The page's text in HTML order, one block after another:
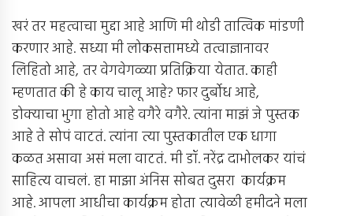
खरं तर महत्वाचा मुद्दा आहे आणि मी थोडी तात्विक मांडणी
करणार आहे. सध्या मी लोकसत्तामध्ये तत्वाज्ञानावर
लिहितो आहे, तर वेगवेगळ्या प्रतिक्रिया येतात. काही
म्हणतात की हे काय चालू आहे? फार दुर्बोध आहे,
डोक्याचा भुगा होतो आहे वगैरे वगैरे. त्यांना माझं जे पुस्तक
आहे ते सोपं वाटतं. त्यांना त्या पुस्तकातील एक धागा
कळत असावा असं मला वाटतं. मी डॉ. नरेंद्र दाभोलकर यांचं
साहित्य वाचलं. हा माझा अंनिस सोबत दुसरा कार्यक्रम
आहे. आपला आधीचा कार्यक्रम होता त्यावेळी हमीदने मला